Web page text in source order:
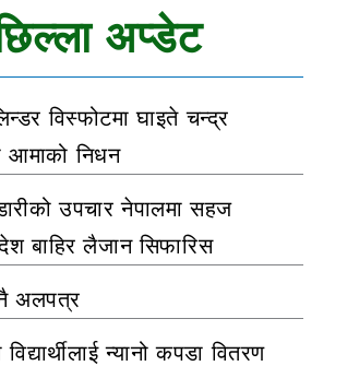
अप्डेट
विस्फोटमा घाइते चन्द्र
आमाको निधन
उपचार नेपालमा सहज
बाहिर लैजान सिफारिस
अलपत्र
न्यानो कपडा वितरण